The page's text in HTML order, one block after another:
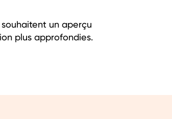
un aperçu
plus approfondies.